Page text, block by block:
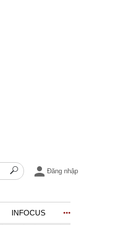
Đăng nhập
INFOCUS